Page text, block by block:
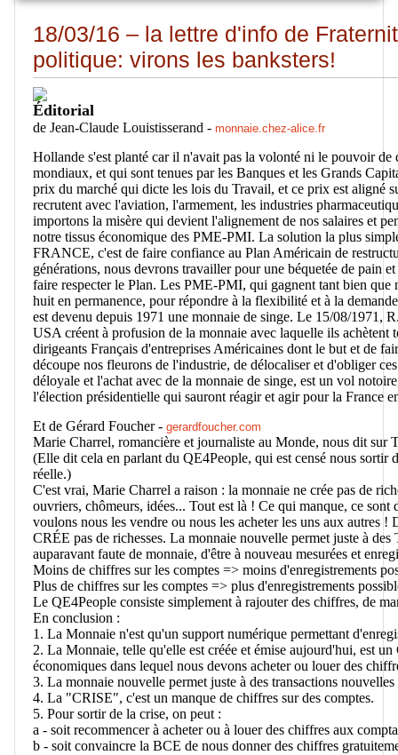
18/03/16 – la lettre d'info de
politique: virons les banksters!
Éditorial
de Jean-Claude Louistisserand - monnaie.chez-alice.fr
Hollande s'est planté car il n'avait pas la volonté ni le pouvoir
mondiaux, et qui sont tenues par les Banques et les Grands
prix du marché qui dicte les lois du Travail, et ce prix est aligné
recrutent avec l'aviation, l'armement, les industries
importons la misère qui devient l'alignement de nos salaires et
notre tissus économique des PME-PMI. La solution la plus
FRANCE, c'est de faire confiance au Plan Américain de
générations, nous devrons travailler pour une béquetée de pain
faire respecter le Plan. Les PME-PMI, qui gagnent tant bien que
huit en permanence, pour répondre à la flexibilité et à la
est devenu depuis 1971 une monnaie de singe. Le 15/08/1971,
USA créent à profusion de la monnaie avec laquelle ils
dirigeants Français d'entreprises Américaines dont le but et de
découpe nos fleurons de l'industrie, de délocaliser et d'obliger
déloyale et l'achat avec de la monnaie de singe, est un vol
l'élection présidentielle qui sauront réagir et agir pour la France
Et de Gérard Foucher- gerardfoucher.com
Marie Charrel, romancière et journaliste au Monde, nous dit
(Elle dit cela en parlant du QE4People, qui est censé nous
réelle.)
C'est vrai, Marie Charrel a raison : la monnaie ne crée pas de
ouvriers, chômeurs, idées... Tout est là ! Ce qui manque, ce
voulons nous les vendre ou nous les acheter les uns aux autres
CRÉE pas de richesses. La monnaie nouvelle permet juste à
auparavant faute de monnaie, d'être à nouveau mesurées et
Moins de chiffres sur les comptes => moins d'enregistrements
Plus de chiffres sur les comptes => plus d'enregistrements
Le QE4People consiste simplement à rajouter des chiffres, de
En conclusion :
1. La Monnaie n'est qu'un support numérique permettant
2. La Monnaie, telle qu'elle est créée et émise aujourd'hui, est
économiques dans lequel nous devons acheter ou louer des
3. La monnaie nouvelle permet juste à des transactions
4. La "CRISE", c'est un manque de chiffres sur des comptes.
5. Pour sortir de la crise, on peut :
a - soit recommencer à acheter ou à louer des chiffres aux
b - soit convaincre la BCE de nous donner des chiffres